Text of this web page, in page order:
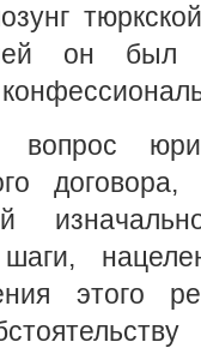
он был
этого